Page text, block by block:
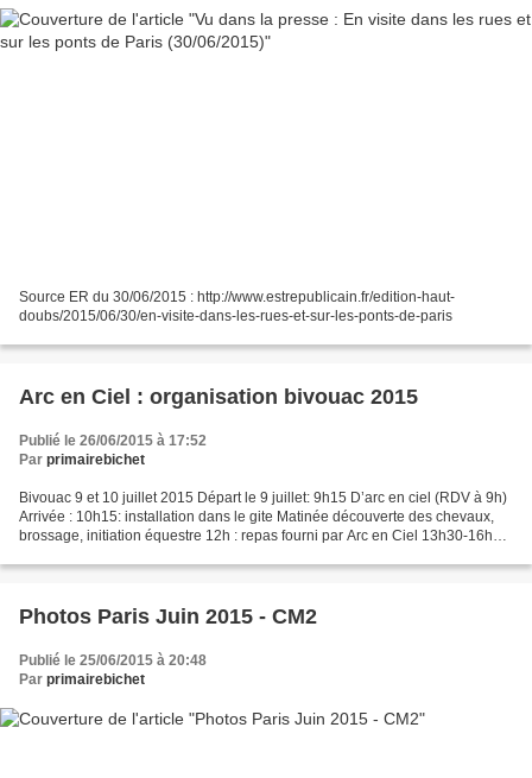
Source ER du 30/06/2015 : http://www.estrepublicain.fr/edition-haut-
doubs/2015/06/30/en-visite-dans-les-rues-et-sur-les-ponts-de-paris
Arc en Ciel : organisation bivouac 2015
Publié le 26/06/2015 à 17:52
Par primairebichet
Bivouac 9 et 10 juillet 2015 Départ le 9 juillet: 9h15 D’arc en ciel (RDV à 9h)
Arrivée : 10h15: installation dans le gite Matinée découverte des chevaux,
brossage, initiation équestre 12h : repas fourni par Arc en Ciel 13h30-16h30
Photos Paris Juin 2015 - CM2
Publié le 25/06/2015 à 20:48
Par primairebichet